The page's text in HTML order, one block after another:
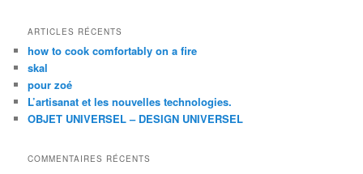
ARTICLES RÉCENTS
how to cook comfortably on a fire
skal
pour zoé
L’artisanat et les nouvelles technologies.
OBJET UNIVERSEL – DESIGN UNIVERSEL
COMMENTAIRES RÉCENTS